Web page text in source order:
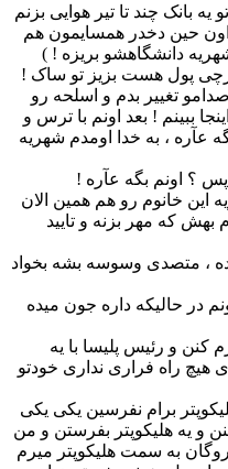
یه بانک چند تا تیر هوایی بزنم
اون حین دخدر همسایمون هم
دانشگاهشو بریزه ! )
پول هست بزیز تو ساک !
تغییر بدم و اسلحه رو
ببینم ! بعد اونم با ترس و
عآره ، به خدا اومدم شهریه
؟ اونم بگه عآره !
این خانوم رو هم همین الان
که مهر بزنه و تایید
، متصدی وسوسه بشه بخواد
در حالیکه داره جون میده
کنن و رئیس پلیسا با یه
هیچ راه فراری نداری خودتو
دیگه یه هلیکوپتر برام نفرسین یکی یکی
و یه هلیکوپتر بفرستن و من
به سمت هلیکوپتر میرم